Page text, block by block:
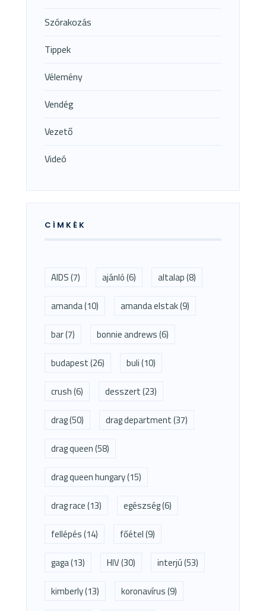
Szórakozás
Tippek
Vélemény
Vendég
Vezető
Videó
CÍMKÉK
AIDS(7) ajánló(6) altalap(8)
amanda(10) amanda elstak(9)
bar(7) bonnie andrews(6)
budapest(26) buli(10)
crush(6) desszert(23)
drag(50) drag department(37)
drag queen(58)
drag queen hungary(15)
drag race(13) egészség(6)
fellépés(14) főétel(9)
gaga(13) HIV(30) interjú(53)
kimberly(13) koronavírus(9)